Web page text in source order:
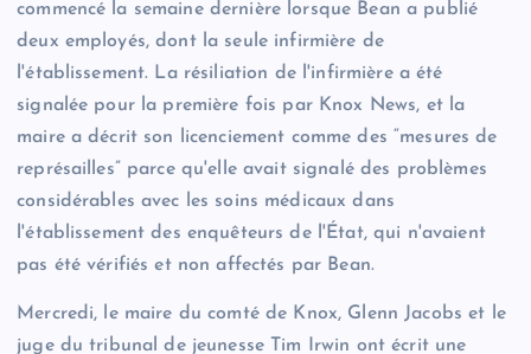
commencé la semaine dernière lorsque Bean a publié
deux employés, dont la seule infirmière de
l'établissement. La résiliation de l'infirmière a été
signalée pour la première fois par Knox News, et la
maire a décrit son licenciement comme des “mesures de
représailles” parce qu'elle avait signalé des problèmes
considérables avec les soins médicaux dans
l'établissement des enquêteurs de l'État, qui n'avaient
pas été vérifiés et non affectés par Bean.
Mercredi, le maire du comté de Knox, Glenn Jacobs et le
juge du tribunal de jeunesse Tim Irwin ont écrit une